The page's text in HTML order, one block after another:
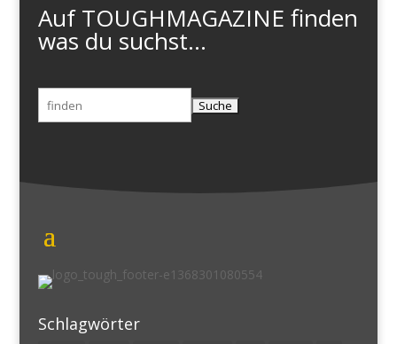
Auf TOUGHMAGAZINE finden
was du suchst...
Suchen
nach:
Schlagwörter